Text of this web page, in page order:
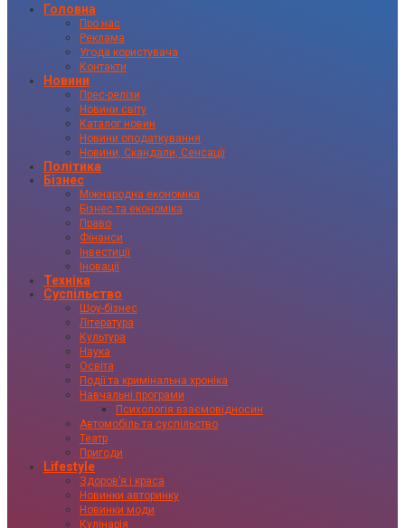
Головна
Про нас
Реклама
Угода користувача
Контакти
Новини
Прес-релізи
Новини світу
Каталог новин
Новини оподаткування
Новини, Скандали, Сенсації
Політика
Бізнес
Міжнародна економіка
Бізнес та економіка
Право
Фінанси
Інвестиції
Іновації
Техніка
Суспільство
Шоу-бізнес
Література
Культура
Наука
Освіта
Події та кримінальна хроніка
Навчальні програми
Психологія взаємовідносин
Автомобіль та суспільство
Театр
Пригоди
Lifestyle
Здоровʼя і краса
Новинки авторинку
Новинки моди
Кулінарія